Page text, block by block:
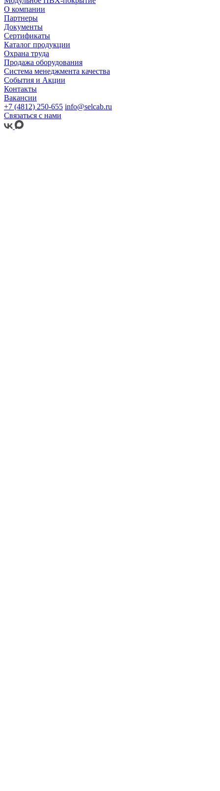
О компании
Партнеры
Документы
Сертификаты
Каталог продукции
Охрана труда
Продажа оборудования
Система менеджмента качества
События и Акции
Контакты
Вакансии
+7 (4812) 250-655 info@selcab.ru
Связаться с нами